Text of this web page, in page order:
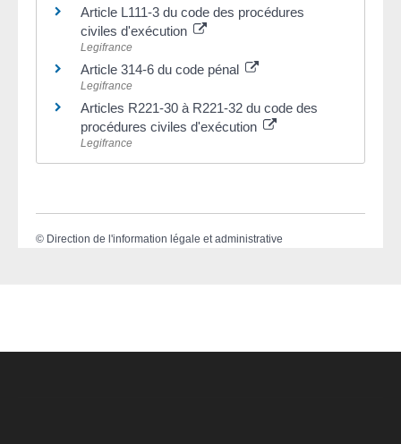
Article L111-3 du code des procédures
civiles d'exécution
Legifrance
Article 314-6 du code pénal
Legifrance
Articles R221-30 à R221-32 du code des
procédures civiles d'exécution
Legifrance
© Direction de l'information légale et administrative